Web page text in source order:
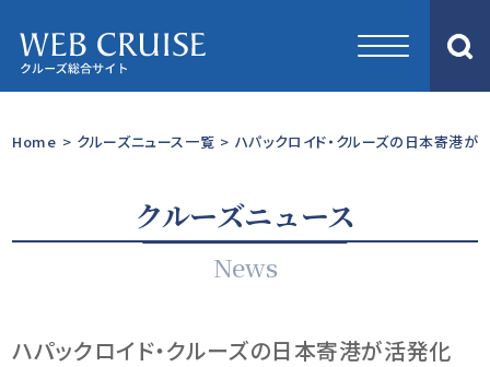
Home > クルーズニュース一覧 > ハパックロイド・クルーズの日本寄港が
クルーズニュース
News
ハパックロイド・クルーズの日本寄港が活発化